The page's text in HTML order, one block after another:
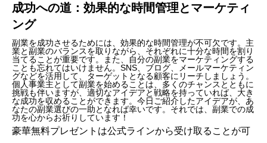
成功への道：効果的な時間管理とマーケティ
ング
副業を成功させるためには、効果的な時間管理が不可欠です。主
業と副業のバランスを取りながら、それぞれに十分な時間を割り
当てることが重要です。また、自分の副業をマーケティングする
ことも忘れてはいけません。SNS、ブログ、メールマーケティン
グなどを活用して、ターゲットとなる顧客にリーチしましょう。
個人事業主として副業を始めることは、多くのチャンスとともに
挑戦も伴いますが、適切なアイデアと戦略を持っていれば、大き
な成功を収めることができます。今日ご紹介したアイデアが、あ
なたの副業選びの一助となれば幸いです。それでは、副業での成
功を心からお祈りしています！
豪華無料プレゼントは公式ラインから受け取ることが可